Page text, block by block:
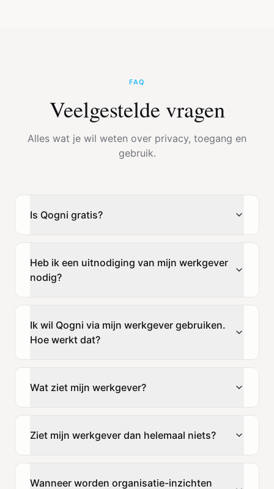
FAQ
Veelgestelde vragen
Alles wat je wil weten over privacy, toegang en
gebruik.
Is Qogni gratis?
Heb ik een uitnodiging van mijn werkgever
nodig?
Ik wil Qogni via mijn werkgever gebruiken.
Hoe werkt dat?
Wat ziet mijn werkgever?
Ziet mijn werkgever dan helemaal niets?
Wanneer worden organisatie-inzichten